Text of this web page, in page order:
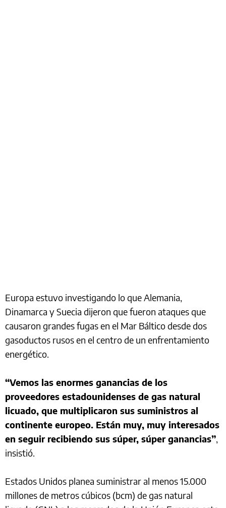
Europa estuvo investigando lo que Alemania,
Dinamarca y Suecia dijeron que fueron ataques que
causaron grandes fugas en el Mar Báltico desde dos
gasoductos rusos en el centro de un enfrentamiento
energético.
“Vemos las enormes ganancias de los
proveedores estadounidenses de gas natural
licuado, que multiplicaron sus suministros al
continente europeo. Están muy, muy interesados
​​en seguir recibiendo sus súper, súper ganancias”,
insistió.
Estados Unidos planea suministrar al menos 15.000
millones de metros cúbicos (bcm) de gas natural